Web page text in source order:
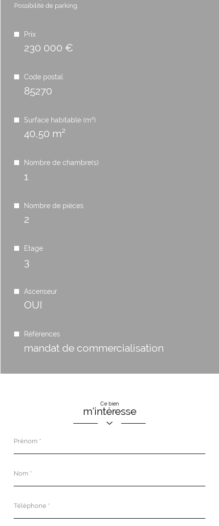
Possibilité de parking.
Prix
230 000 €
Code postal
85270
Surface habitable (m²)
40,50 m²
Nombre de chambre(s)
1
Nombre de pièces
2
Etage
3
Ascenseur
OUI
Références
mandat de commercialisation
Ce bien
m'intéresse
*
*
*